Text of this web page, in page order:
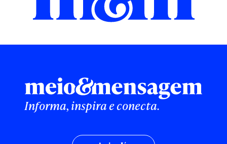
Informa, inspira e conecta.